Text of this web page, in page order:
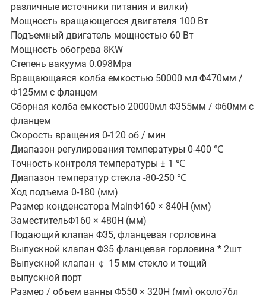
различные источники питания и вилки)
Мощность вращающегося двигателя 100 Вт
Подъемный двигатель мощностью 60 Вт
Мощность обогрева 8KW
Степень вакуума 0.098Mpa
Вращающаяся колба емкостью 50000 мл Φ470мм /
Φ125мм с фланцем
Сборная колба емкостью 20000мл Φ355мм / Φ60мм с
фланцем
Скорость вращения 0-120 об / мин
Диапазон регулирования температуры 0-400 ℃
Точность контроля температуры ± 1 ℃
Диапазон температур стекла -80-250 ℃
Ход подъема 0-180 (мм)
Размер конденсатора MainΦ160 × 840H (мм)
ЗаместительΦ160 × 480H (мм)
Подающий клапан Φ35, фланцевая горловина
Выпускной клапан Φ35 фланцевая горловина * 2шт
Выпускной клапан ￠ 15 мм стекло и тощий
выпускной порт
Размер / объем ванны Φ550 × 320Н (мм) около76л